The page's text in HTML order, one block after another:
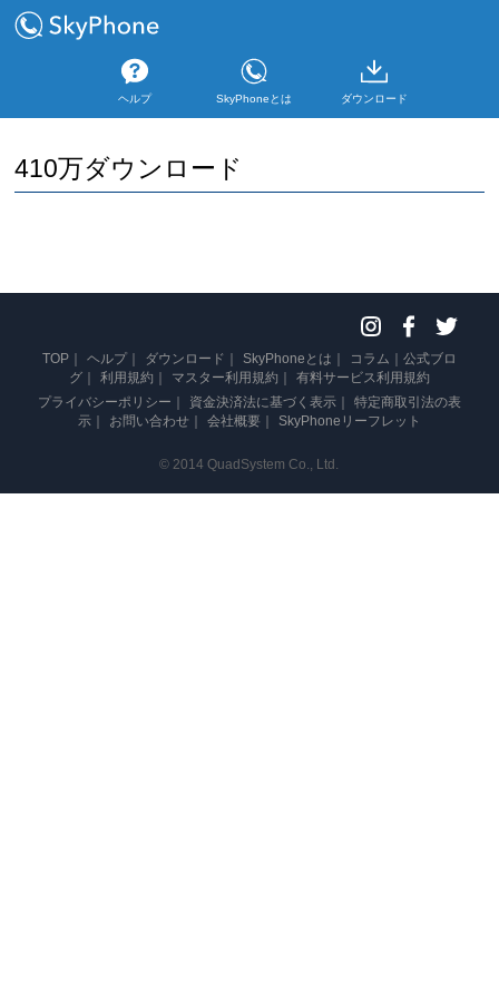
ヘルプ SkyPhoneとは ダウンロード
410万ダウンロード
TOP ヘルプ ダウンロード SkyPhoneとは コラム
公式ブロ
グ
利用規約 マスター利用規約
有料サービス利用規約
プライバシーポリシー
資金決済法に基づく表示
特定商取引法の表
示
お問い合わせ 会社概要 SkyPhoneリーフレット
© 2014 QuadSystem Co., Ltd.